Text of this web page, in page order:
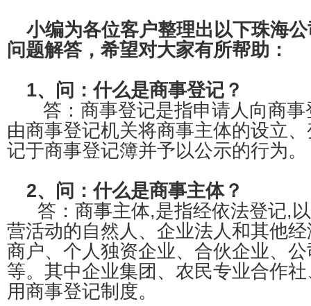
小编为各位客户整理出以下珠海
问题解答，希望对大家有所帮助：
1、问：什么是商事登记？
答：商事登记是指申请人向商
由商事登记机关将商事主体的设立
记于商事登记簿并予以公示的行为。
2、问：什么是商事主体？
答：商事主体,是指经依法登记,
营活动的自然人、企业法人和其他
商户、个人独资企业、合伙企业、
等。其中企业集团、农民专业合作
用商事登记制度。